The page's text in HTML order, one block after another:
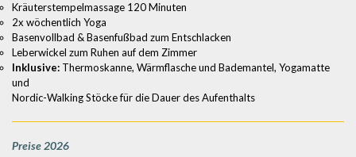
Kräuterstempelmassage 120 Minuten
2x wöchentlich Yoga
Basenvollbad & Basenfußbad zum Entschlacken
Leberwickel zum Ruhen auf dem Zimmer
Inklusive: Thermoskanne, Wärmflasche und Bademantel, Yogamatte
und
Nordic-Walking Stöcke für die Dauer des Aufenthalts
Preise 2026